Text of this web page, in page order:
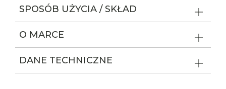
SPOSÓB UŻYCIA / SKŁAD
O MARCE
DANE TECHNICZNE